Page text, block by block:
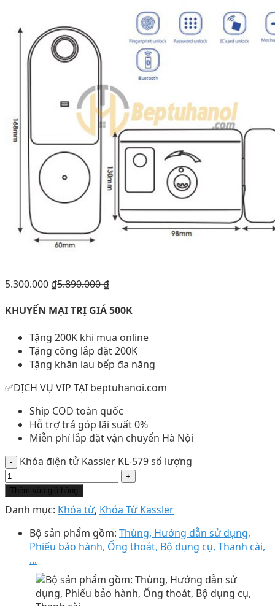
5.300.000 ₫5.890.000₫
KHUYẾN MẠI TRỊ GIÁ 500K
Tặng 200K khi mua online
Tặng công lắp đặt 200K
Tặng khăn lau bếp đa năng
✅DỊCH VỤ VIP TẠI beptuhanoi.com
Ship COD toàn quốc
Hỗ trợ trả góp lãi suất 0%
Miễn phí lắp đặt vận chuyển Hà Nội
Khóa điện tử Kassler KL-579 số lượng
Thêm vào giỏ hàng
Danh mục: Khóa từ, Khóa Từ Kassler
Bộ sản phẩm gồm: Thùng, Hướng dẫn sử dụng,
Phiếu bảo hành, Ống thoát, Bộ dụng cụ, Thanh cài,
...